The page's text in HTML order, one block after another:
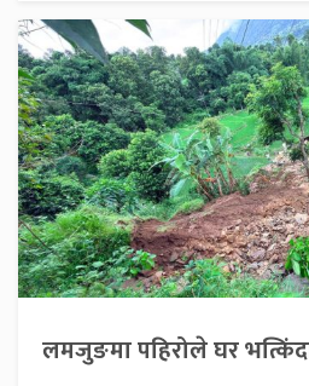
लमजुङमा पहिरोले घर